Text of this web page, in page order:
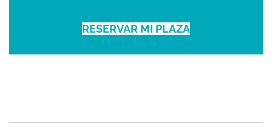
RESERVAR MI PLAZA